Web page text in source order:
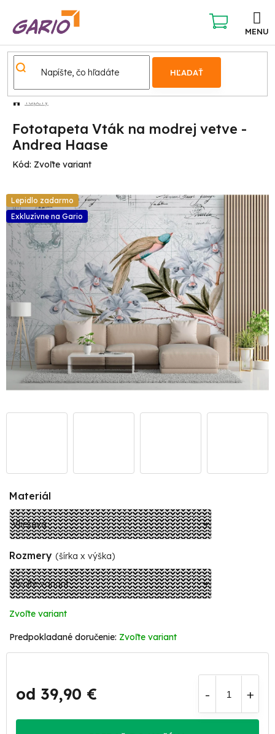
obsah
HĽADAŤ
NÁKUPNÝ
KOŠÍK
Tapety
Fototapeta Vták na modrej vetve -
Andrea Haase
Kód: Zvoľte variant
Lepidlo zadarmo
Exkluzívne na Gario
Materiál
Rozmery (šírka x výška)
Zvoľte variant
Zvoľte variant
od 39,90 €
Jednotková
cena: